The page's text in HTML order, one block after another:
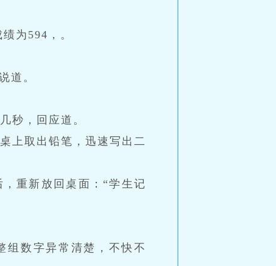
为594，。
道。
秒，回应道。
上取出铅笔，迅速写出二
重新放回桌面：“学生记
组数字异常清楚，不快不